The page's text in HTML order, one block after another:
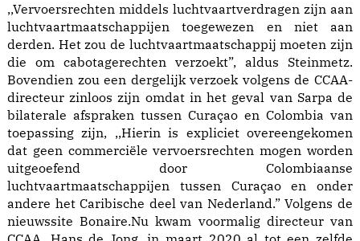
,,Vervoersrechten middels luchtvaartverdragen zijn aan
luchtvaartmaatschappijen toegewezen en niet aan
derden. Het zou de luchtvaartmaatschappij moeten zijn
die om cabotagerechten verzoekt”, aldus Steinmetz.
Bovendien zou een dergelijk verzoek volgens de CCAA-
directeur zinloos zijn omdat in het geval van Sarpa de
bilaterale afspraken tussen Curaçao en Colombia van
toepassing zijn, ,,Hierin is expliciet overeengekomen
dat geen commerciële vervoersrechten mogen worden
uitgeoefend door Colombiaanse
luchtvaartmaatschappijen tussen Curaçao en onder
andere het Caribische deel van Nederland.” Volgens de
nieuwssite Bonaire.Nu kwam voormalig directeur van